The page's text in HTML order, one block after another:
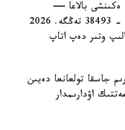
بيىل ونىڭ مولشەرى ءبىرىنشى بالاعا - 24912 تەڭگە، ەكىنشى بالاعا —
29454 تەڭگە، ءۇشىنشى بالاعا - 33952 تەڭگە، ءتورتىنشى جانە ودان كەيىنگى بالالارعا - 38493 تەڭگە. 2026
وسى جاردەماقىنى الىپ وتىر دەپ اتاپ
جاسقا تولعانعا دەيىن
اۋدارىمدار